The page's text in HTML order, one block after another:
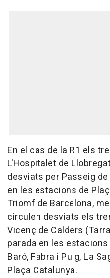
En el cas de la R1 els
L'Hospitalet de
desviats per Passeig
en les estacions de
Triomf de Barcelona,
circulen desviats els
Vicenç de Calders
parada en les
Baró, Fabra i Puig, La
Plaça Catalunya.